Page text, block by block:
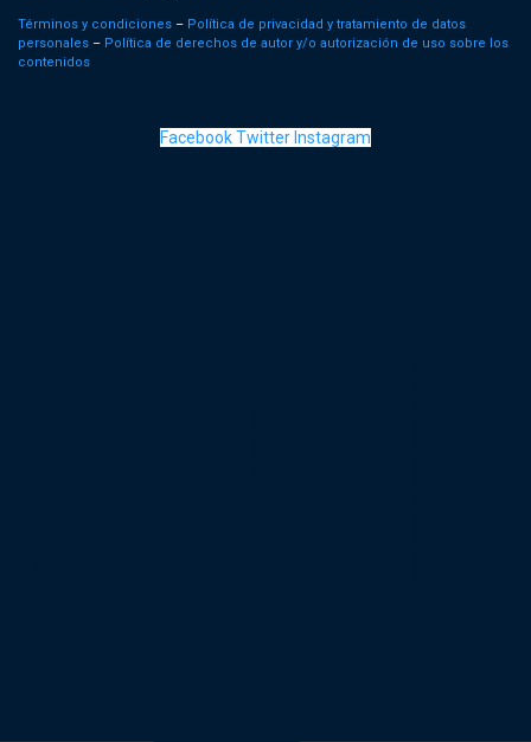
Términos y condiciones – Política de privacidad y tratamiento de datos
personales – Política de derechos de autor y/o autorización de uso sobre los
contenidos
FacebookTwitterInstagram